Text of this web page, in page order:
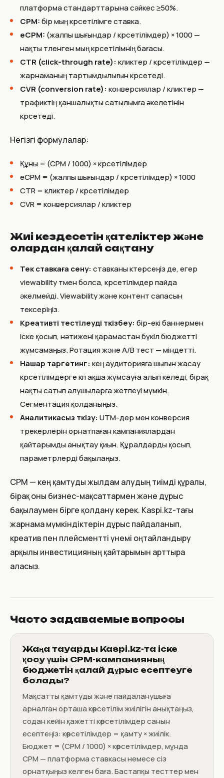
платформа стандарттарына сәйкес ≥50%.
CPM:бір мың көрсетілімге ставка.
eCPM: (жалпы шығындар / көрсетілімдер) × 1000 —
нақты төленген мың көрсетілімнің бағасы.
CTR (click-through rate): кликтер / көрсетілімдер —
жарнаманың тартымдылығын көрсетеді.
CVR (conversion rate): конверсиялар / кликтер —
трафиктің қаншалықты сатылымға әкелетінін
көрсетеді.
Негізгі формулалар:
Құны = (CPM / 1000) × көрсетілімдер
eCPM = (жалпы шығындар / көрсетілімдер) × 1000
CTR = кликтер / көрсетілімдер
CVR = конверсиялар / кликтер
Жиі кездесетін қателіктер және
олардан қалай сақтану
Тек ставкаға сену: ставканы көтерсеңіз де, егер
viewability төмен болса, көрсетілімдер пайда
әкелмейді. Viewability және контент сапасын
тексеріңіз.
Креативті тестілеуді өткізбеу: бір-екі баннермен
іске қосып, нәтижені қарамастан бүкіл бюджетті
жұмсамаңыз. Ротация және A/B тест — міндетті.
Нашар таргетинг: кең аудиторияға шығын жасау
көрсетілімдерге көп ақша жұмсауға алып келеді, бірақ
нақты сатып алушыларға жетпеуі мүмкін.
Сегментация қолданыңыз.
Аналитикасыз өткізу: UTM-дер мен конверсия
трекерлерін орнатпаған кампаниялардан
қайтарымды анықтау қиын. Құралдарды қосып,
параметрлерді бақылаңыз.
CPM — кең қамтуды жылдам алудың тиімді құралы,
бірақ оны бизнес-мақсаттармен және дұрыс
бақылаумен бірге қолдану керек. Kaspi.kz-тағы
жарнама мүмкіндіктерін дұрыс пайдаланып,
креатив пен плейсментті үнемі оңтайландыру
арқылы инвестицияның қайтарымын арттыра
аласыз.
Часто задаваемые вопросы
Жаңа тауарды Kaspi.kz-та іске
қосу үшін CPM-кампанияның
бюджетін қалай дұрыс есептеуге
болады?
Мақсатты қамтуды және пайдаланушыға
арналған орташа көрсетілім жиілігін анықтаңыз,
содан кейін қажетті көрсетілімдер санын
есептеңіз: көрсетілімдер = қамту × жиілік.
Бюджет = (CPM / 1000) × көрсетілімдер, мұнда
CPM — платформа ставкасы немесе сіз
орнатқыңыз келген баға. Бастапқы тесттер мен